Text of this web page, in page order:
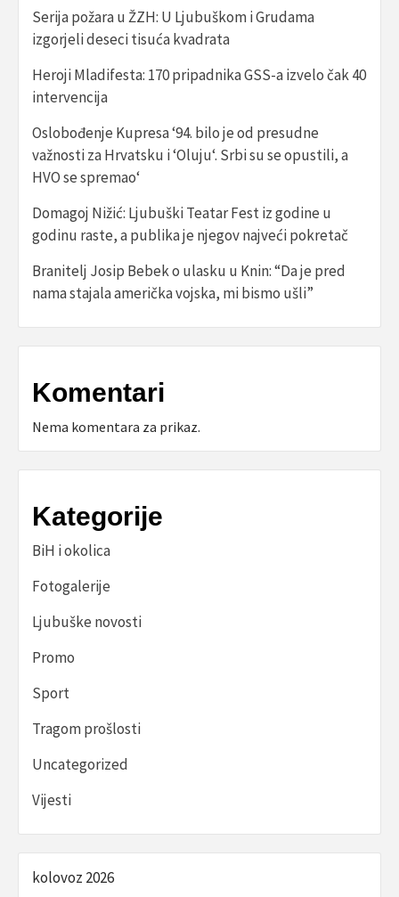
Serija požara u ŽZH: U Ljubuškom i Grudama
izgorjeli deseci tisuća kvadrata
Heroji Mladifesta: 170 pripadnika GSS-a izvelo čak 40
intervencija
Oslobođenje Kupresa ‘94. bilo je od presudne
važnosti za Hrvatsku i ‘Oluju‘. Srbi su se opustili, a
HVO se spremao‘
Domagoj Nižić: Ljubuški Teatar Fest iz godine u
godinu raste, a publika je njegov najveći pokretač
Branitelj Josip Bebek o ulasku u Knin: “Da je pred
nama stajala američka vojska, mi bismo ušli”
Komentari
Nema komentara za prikaz.
Kategorije
BiH i okolica
Fotogalerije
Ljubuške novosti
Promo
Sport
Tragom prošlosti
Uncategorized
Vijesti
kolovoz 2026